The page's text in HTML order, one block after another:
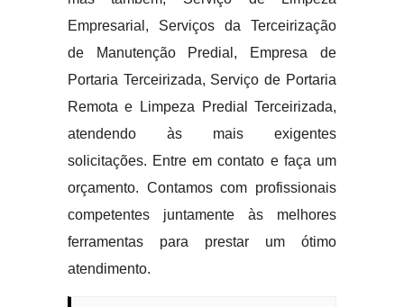
Empresarial, Serviços da Terceirização
de Manutenção Predial, Empresa de
Portaria Terceirizada, Serviço de Portaria
Remota e Limpeza Predial Terceirizada,
atendendo às mais exigentes
solicitações. Entre em contato e faça um
orçamento. Contamos com profissionais
competentes juntamente às melhores
ferramentas para prestar um ótimo
atendimento.